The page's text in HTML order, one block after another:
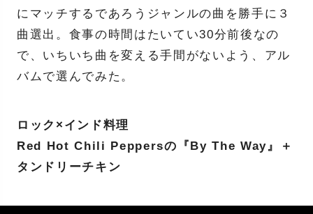
にマッチするであろうジャンルの曲を勝手に３
曲選出。食事の時間はたいてい30分前後なの
で、いちいち曲を変える手間がないよう、アル
バムで選んでみた。
ロック×インド料理
Red Hot Chili Peppersの『By The Way』＋
タンドリーチキン